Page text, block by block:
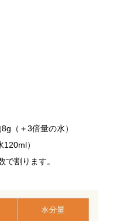
（＋3倍量の水）
）
割ります。